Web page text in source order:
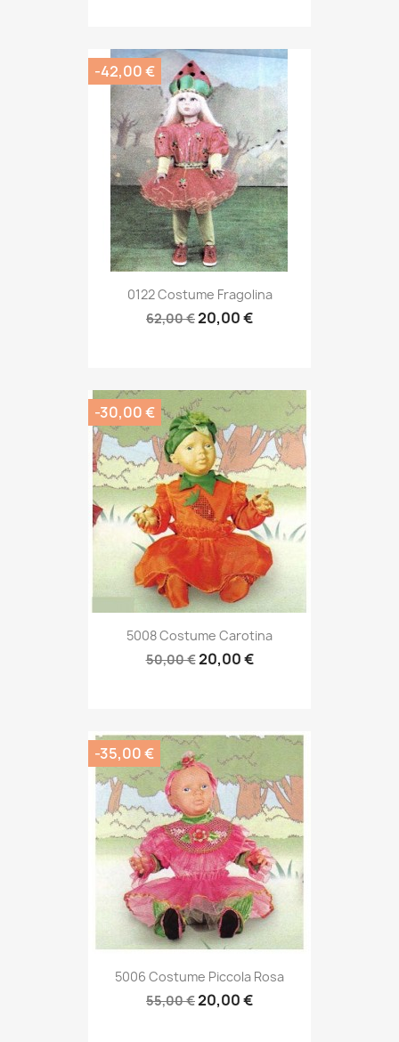
0122 Costume Fragolina
62,00 €20,00 €
-42,00 €
5008 Costume Carotina
50,00 €20,00 €
-30,00 €
5006 Costume Piccola Rosa
55,00 €20,00 €
-35,00 €